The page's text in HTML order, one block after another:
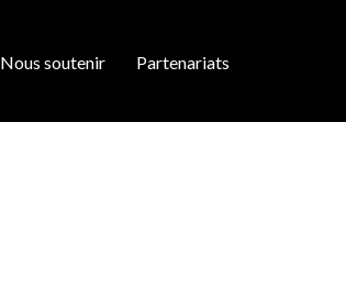
Nous soutenir Partenariats